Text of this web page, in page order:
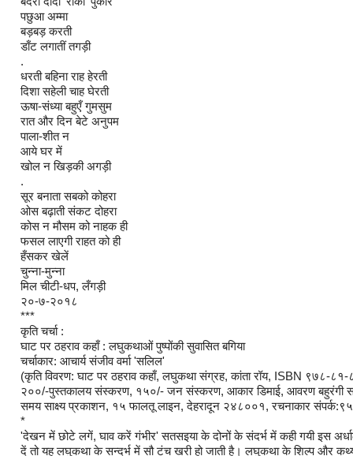
पछुआ अम्मा
बड़बड़ करती
डाँट लगातीं तगड़ी
.
धरती बहिना राह हेरती
दिशा सहेली चाह घेरती
ऊषा-संध्या बहुएँ गुमसुम
रात और दिन बेटे अनुपम
पाला-शीत न
आये घर में
खोल न खिड़की अगड़ी
.
सूर बनाता सबको कोहरा
ओस बढ़ाती संकट दोहरा
कोस न मौसम को नाहक ही
फसल लाएगी राहत को ही
हँसकर खेलें
चुन्ना-मुन्ना
मिल चीटी-धप, लँगड़ी
२०-७-२०१८
***
कृति चर्चा :
घाट पर ठहराव कहाँ : लघुकथाओं पुष्पोंकी सुवासित बगिया
चर्चाकार: आचार्य संजीव वर्मा 'सलिल'
(कृति विवरण: घाट पर ठहराव कहाँ, लघुकथा संग्रह, कांता रॉय, ISBN ९७८-
२००/-पुस्तकालय संस्करण, १५०/- जन संस्करण, आकार डिमाई, आवरण बहुरंगी
समय साक्ष्य प्रकाशन, १५ फालतू लाइन, देहरादून २४८००१, रचनाकार
*
'देखन में छोटे लगें, घाव करें गंभीर' सतसइया के दोनों के संदर्भ में कही गयी इस
दें तो यह लघुकथा के सन्दर्भ में सौ टंच खरी हो जाती है। लघुकथा के शिल्प और